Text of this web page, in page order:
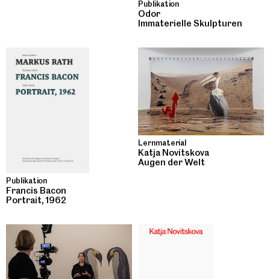
Publikation
Odor
Immaterielle Skulpturen
Publikation
Francis Bacon
Portrait, 1962
Lernmaterial
Katja Novitskova
Augen der Welt